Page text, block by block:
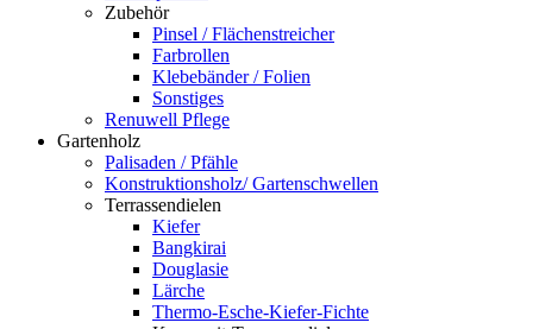
Zubehör
Pinsel / Flächenstreicher
Farbrollen
Klebebänder / Folien
Sonstiges
Renuwell Pflege
Gartenholz
Palisaden / Pfähle
Konstruktionsholz/ Gartenschwellen
Terrassendielen
Kiefer
Bangkirai
Douglasie
Lärche
Thermo-Esche-Kiefer-Fichte